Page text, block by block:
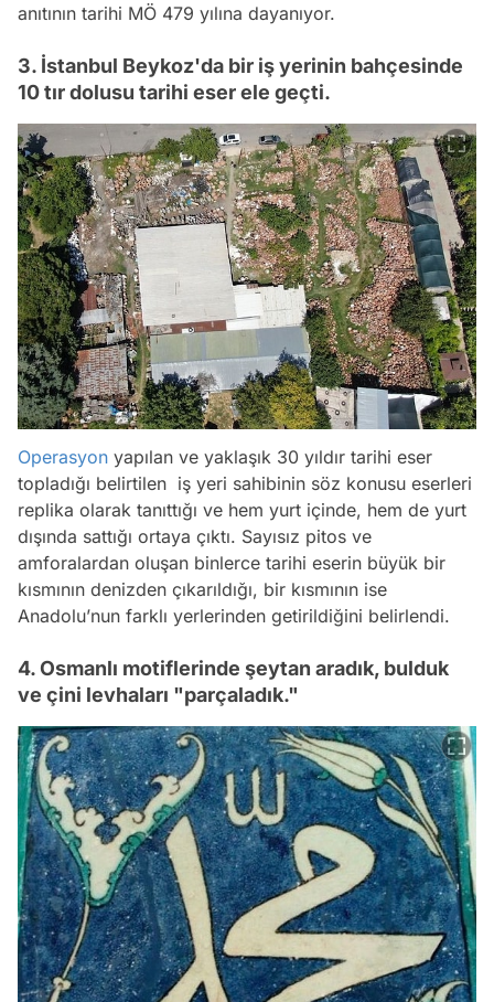
anıtının tarihi MÖ 479 yılına dayanıyor.
3. İstanbul Beykoz'da bir iş yerinin bahçesinde
10 tır dolusu tarihi eser ele geçti.
Operasyon yapılan ve yaklaşık 30 yıldır tarihi eser
topladığı belirtilen iş yeri sahibinin söz konusu eserleri
replika olarak tanıttığı ve hem yurt içinde, hem de yurt
dışında sattığı ortaya çıktı. Sayısız pitos ve
amforalardan oluşan binlerce tarihi eserin büyük bir
kısmının denizden çıkarıldığı, bir kısmının ise
Anadolu’nun farklı yerlerinden getirildiğini belirlendi.
4. Osmanlı motiflerinde şeytan aradık, bulduk
ve çini levhaları "parçaladık."